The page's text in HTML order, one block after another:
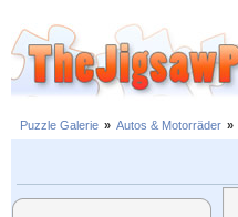
Puzzle Galerie » Autos & Motorräder »